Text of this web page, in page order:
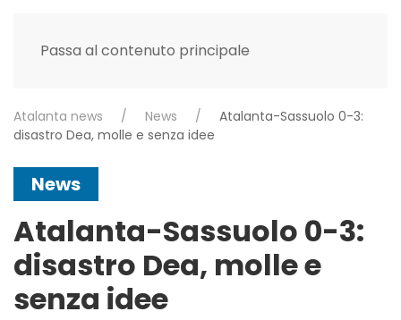
Passa al contenuto principale
Atalanta news News
Atalanta-Sassuolo 0-3:
disastro Dea, molle e senza idee
News
Atalanta-Sassuolo 0-3:
disastro Dea, molle e
senza idee